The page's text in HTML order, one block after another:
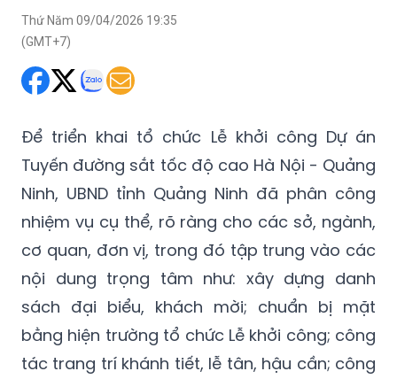
Thứ Năm 09/04/2026 19:35
(GMT+7)
Để triển khai tổ chức Lễ khởi công Dự án
Tuyến đường sắt tốc độ cao Hà Nội - Quảng
Ninh, UBND tỉnh Quảng Ninh đã phân công
nhiệm vụ cụ thể, rõ ràng cho các sở, ngành,
cơ quan, đơn vị, trong đó tập trung vào các
nội dung trọng tâm như: xây dựng danh
sách đại biểu, khách mời; chuẩn bị mặt
bằng hiện trường tổ chức Lễ khởi công; công
tác trang trí khánh tiết, lễ tân, hậu cần; công